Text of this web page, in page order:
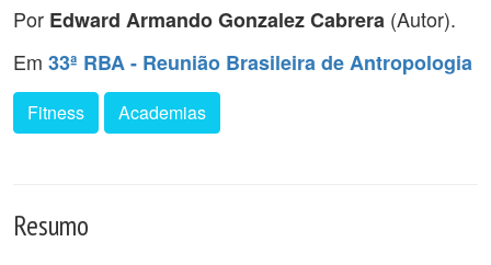
Por Edward Armando Gonzalez Cabrera (Autor).
Em 33ª RBA - Reunião Brasileira de Antropologia
Fitness Academias
Resumo